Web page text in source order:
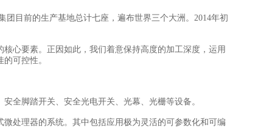
团目前的生产基地总计七座，遍布世界三个大洲。2014年初
心要素。正因如此，我们着意保持高度的加工深度，运用
可控性。
全脚踏开关、安全光电开关、光幕、光栅等设备。
处理器的系统。其中包括应用极为灵活的可参数化和可编